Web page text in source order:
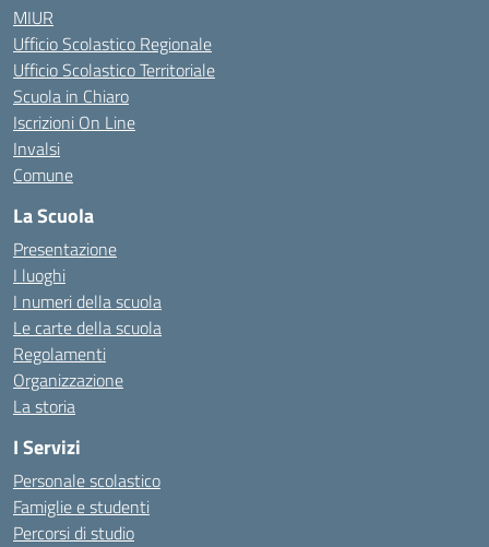
MIUR
Ufficio Scolastico Regionale
Ufficio Scolastico Territoriale
Scuola in Chiaro
Iscrizioni On Line
Invalsi
Comune
La Scuola
Presentazione
I luoghi
I numeri della scuola
Le carte della scuola
Regolamenti
Organizzazione
La storia
I Servizi
Personale scolastico
Famiglie e studenti
Percorsi di studio